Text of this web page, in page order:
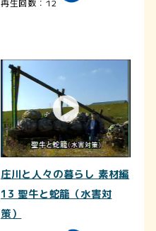
再生回数：12
庄川と人々の暮らし 素材編
13 聖牛と蛇籠（水害対
策）